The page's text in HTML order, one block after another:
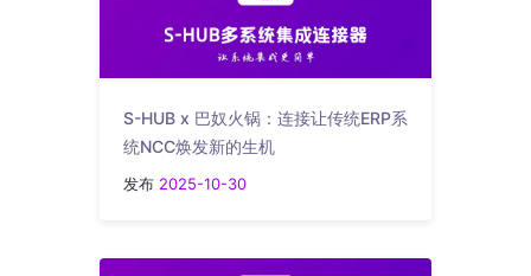
S-HUB x 巴奴火锅：连接让传统ERP系
统NCC焕发新的生机
发布 2025-10-30